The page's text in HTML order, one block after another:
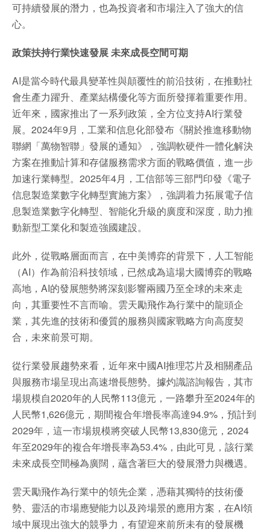
可持續發展的潛力，也為投資者和市場注入了強大的信
心。
政策扶持行業快速發展 未來成長空間可期
AI是當今時代最具變革性與顛覆性的前沿技術，在推動社
會生產力躍升、產業結構優化等方面所發揮着重要作用。
近年來，國家推出了一系列政策，全方位支持AI行業發
展。2024年9月，工業和信息化部發布《關於推進移動物
聯網「萬物智聯」發展的通知》，強調軟硬件一體化解決
方案在推動計算和存儲服務需求方面的戰略價值，進一步
加速行業轉型。2025年4月，工信部等三部門印發《電子
信息製造業數字化轉型實施方案》，強調着力拓展電子信
息製造業數字化轉型、智能化升級的廣度和深度，助力推
動新型工業化和製造強國建設。
此外，從戰略層面而言，在中美博弈的背景下，人工智能
（AI）作為前沿科技領域，已然成為這場大國博弈的戰略
高地，AI的發展態勢將深刻影響兩國乃至全球的未來走
向，其重要性不言而喻。雲天勵飛作為行業中的龍頭企
業，其先進的技術和優質的服務與國家戰略方向高度契
合，未來前景可期。
從行業發展趨勢來看，近年來中國AI推理芯片及相關產品
與服務市場呈現出高速增長態勢。據灼識諮詢報告，其市
場規模自2020年的人民幣113億元，一路攀升至2024年的
人民幣1,626億元，期間複合年增長率高達94.9%，預計到
2029年，這一市場規模將突破人民幣13,830億元，2024
年至2029年的複合年增長率為53.4%，由此可見，該行業
未來成長空間極為廣闊，蘊含著巨大的發展潛力與機遇。
雲天勵飛作為行業中的領先企業，憑藉其獨特的技術優
勢、靈活的市場應變能力以及跨場景的應用方案，在AI領
域中展現出強大的競爭力，有望迎來前所未有的發展機